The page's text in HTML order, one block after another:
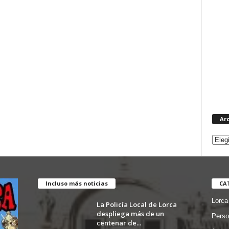
Incluso más noticias
La Policía Local de Lorca
despliega más de un
centenar de...
Lorca